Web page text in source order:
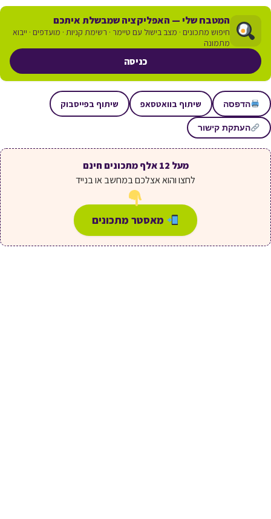
המטבח שלי — האפליקציה שמבשלת איתכם
חיפוש מתכונים · מצב בישול עם טיימר · רשימת קניות · מועדפים · ייבוא
מתמונה
כניסה
הדפסה שיתוף בוואטסאפ שיתוף בפייסבוק
העתקת קישור
מעל 12 אלף מתכונים חינם
לחצו והוא אצלכם במחשב או בנייד
מאסטר מתכונים